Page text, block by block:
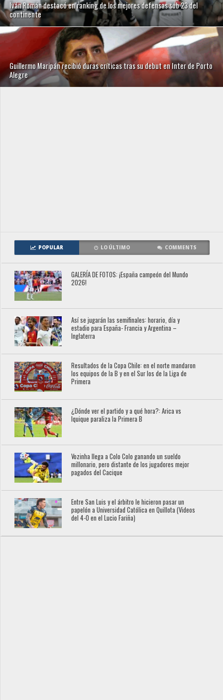
Iván Román destacó en ranking de los mejores defensas sub 23 del
continente
Guillermo Maripán recibió duras críticas tras su debut en Inter de Porto
Alegre
POPULAR LO ÚLTIMO COMMENTS
GALERÍA DE FOTOS: ¡España campeón del Mundo
2026!
Así se jugarán las semifinales: horario, día y
estadio para España- Francia y Argentina –
Inglaterra
Resultados de la Copa Chile: en el norte mandaron
los equipos de la B y en el Sur los de la Liga de
Primera
¿Dónde ver el partido y a qué hora?: Arica vs
Iquique paraliza la Primera B
Vozinha llega a Colo Colo ganando un sueldo
millonario, pero distante de los jugadores mejor
pagados del Cacique
Entre San Luis y el árbitro le hicieron pasar un
papelón a Universidad Católica en Quillota (Videos
del 4-0 en el Lucio Fariña)